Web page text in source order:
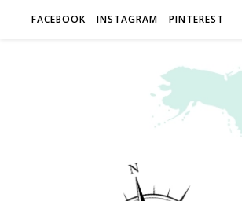
FACEBOOK INSTAGRAM PINTEREST